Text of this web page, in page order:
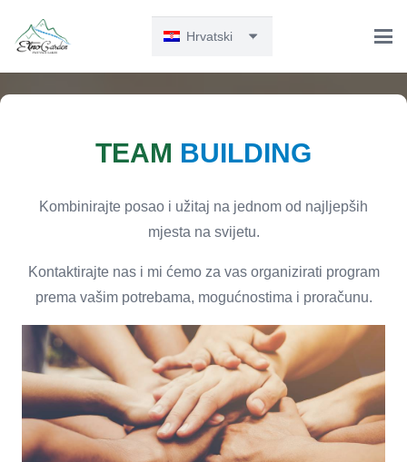
Hrvatski
TEAM BUILDING
Kombinirajte posao i užitaj na jednom od najljepših
mjesta na svijetu.
Kontaktirajte nas i mi ćemo za vas organizirati program
prema vašim potrebama, mogućnostima i proračunu.